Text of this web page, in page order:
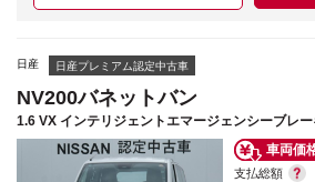
日産 日産プレミアム認定中古車
NV200バネットバン
1.6 VX インテリジェントエマージェンシーブレー
車両価
支払総額